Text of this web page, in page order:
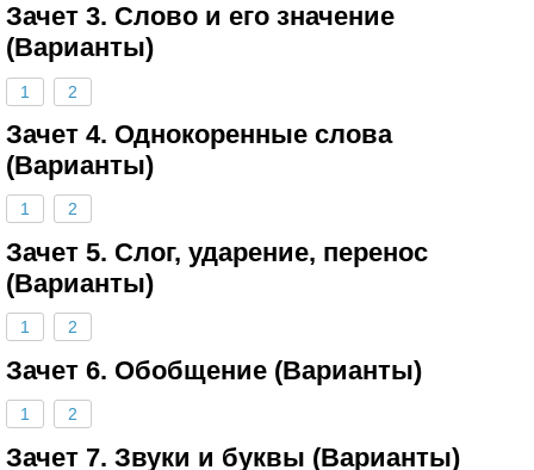
Зачет 3. Слово и его значение
(Варианты)
1 2
Зачет 4. Однокоренные слова
(Варианты)
1 2
Зачет 5. Слог, ударение, перенос
(Варианты)
1 2
Зачет 6. Обобщение (Варианты)
1 2
Зачет 7. Звуки и буквы (Варианты)